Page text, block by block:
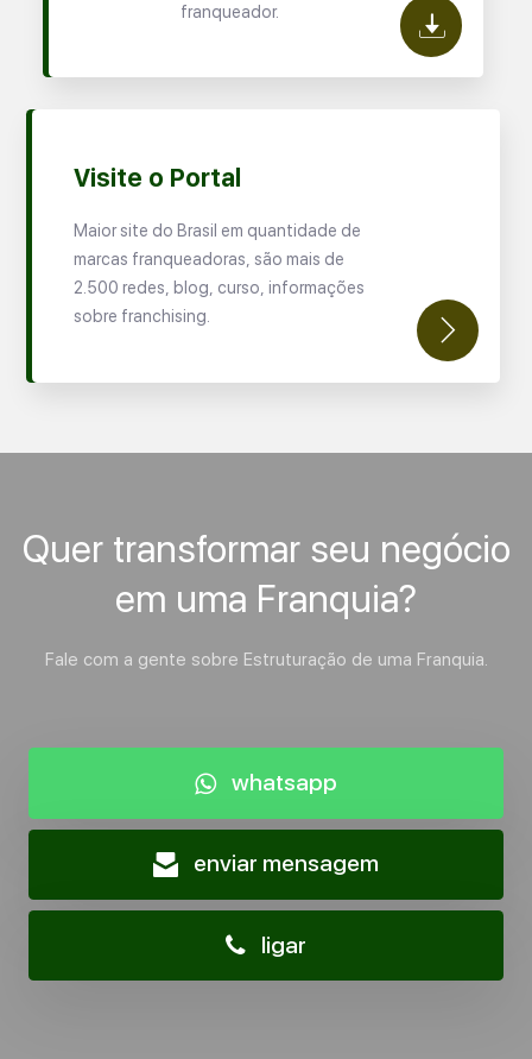
franqueador.
Visite o Portal
Maior site do Brasil em quantidade de
marcas franqueadoras, são mais de
2.500 redes, blog, curso, informações
sobre franchising.
Quer transformar seu negócio
em uma Franquia?
Fale com a gente sobre Estruturação de uma Franquia.
whatsapp
enviar mensagem
ligar